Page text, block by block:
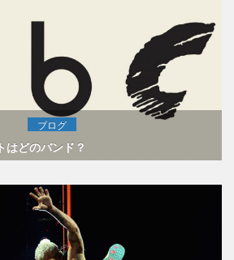
ブログ
はどのバンド？